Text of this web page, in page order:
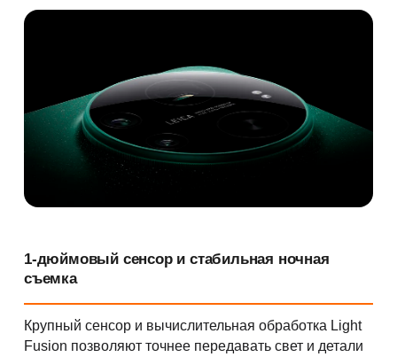
1-дюймовый сенсор и стабильная ночная
съемка
Крупный сенсор и вычислительная обработка Light
Fusion позволяют точнее передавать свет и детали